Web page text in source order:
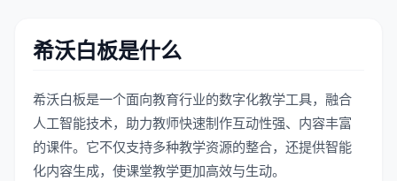
希沃白板是什么
希沃白板是一个面向教育行业的数字化教学工具，融合
人工智能技术，助力教师快速制作互动性强、内容丰富
的课件。它不仅支持多种教学资源的整合，还提供智能
化内容生成，使课堂教学更加高效与生动。